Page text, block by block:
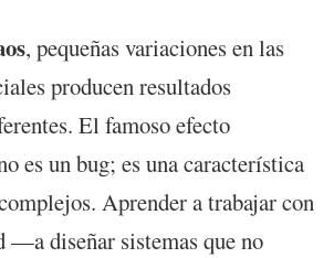
, pequeñas variaciones en las
producen resultados
El famoso efecto
es un bug; es una característica
Aprender a trabajar con
—a diseñar sistemas que no